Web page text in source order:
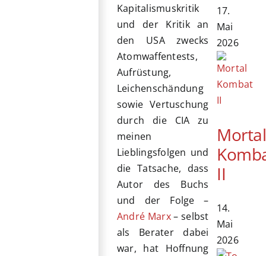
Kapitalismuskritik
und der Kritik an
den USA zwecks
Atomwaffentests,
Aufrüstung,
Leichenschändung
sowie Vertuschung
durch die CIA zu
meinen
Lieblingsfolgen und
die Tatsache, dass
Autor des Buchs
und der Folge –
André Marx– selbst
als Berater dabei
war, hat Hoffnung
17.
Mai
2026
Mortal
II
14.
Mai
2026